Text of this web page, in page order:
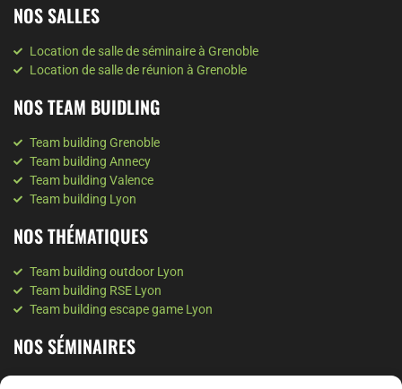
NOS SALLES
Location de salle de séminaire à Grenoble
Location de salle de réunion à Grenoble
NOS TEAM BUIDLING
Team building Grenoble
Team building Annecy
Team building Valence
Team building Lyon
NOS THÉMATIQUES
Team building outdoor Lyon
Team building RSE Lyon
Team building escape game Lyon
NOS SÉMINAIRES